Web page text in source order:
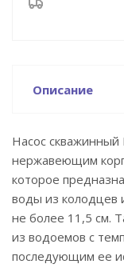
Описание
Насос
нержавеющим
которое
воды из колодцев
не более 11,5 см.
из водоемов с
последующим ее